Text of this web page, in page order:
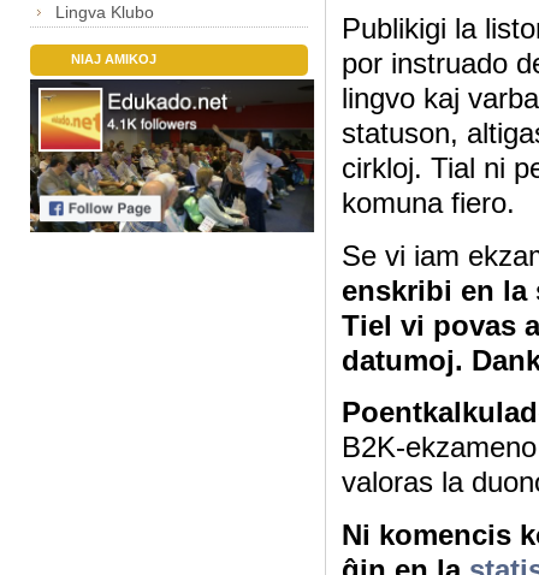
Lingva Klubo
NIAJ AMIKOJ
Publikigi la
por instruado
lingvo kaj
statuson,
cirkloj. Tial ni
komuna fiero.
Se vi iam
enskribi en la
Tiel vi povas
datumoj.
B2K-
valoras la
Ni komencis